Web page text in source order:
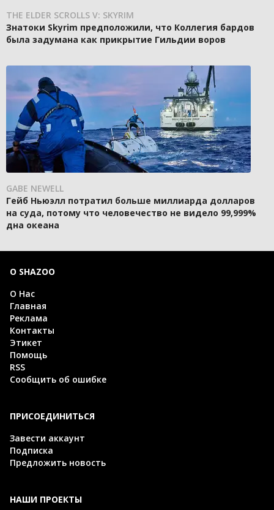
THE ELDER SCROLLS V: SKYRIM
Знатоки Skyrim предположили, что Коллегия бардов
была задумана как прикрытие Гильдии воров
GABE NEWELL
Гейб Ньюэлл потратил больше миллиарда долларов
на суда, потому что человечество не видело 99,999%
дна океана
О SHAZOO
О Нас
Главная
Реклама
Контакты
Этикет
Помощь
RSS
Сообщить об ошибке
ПРИСОЕДИНИТЬСЯ
Завести аккаунт
Подписка
Предложить новость
НАШИ ПРОЕКТЫ